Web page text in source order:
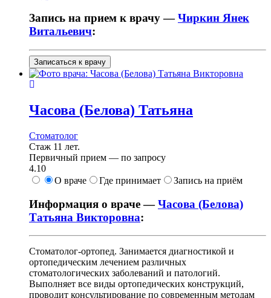
Запись на прием к врачу —Чиркин Янек
Витальевич:
Записаться к врачу
Часова (Белова) Татьяна
Стоматолог
Стаж 11 лет.
Первичный прием — по запросу
4.10
О враче
Где принимает Запись на приём
Информация о враче —Часова (Белова)
Татьяна Викторовна:
Стоматолог-ортопед. Занимается диагностикой и
ортопедическим лечением различных
стоматологических заболеваний и патологий.
Выполняет все виды ортопедических конструкций,
проводит консультирование по современным методам